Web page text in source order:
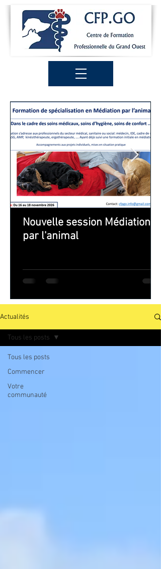
Nouvelle session Médiation
par l'animal
Actualités
Tous les posts
Commencer
Votre
communauté
Tous les posts